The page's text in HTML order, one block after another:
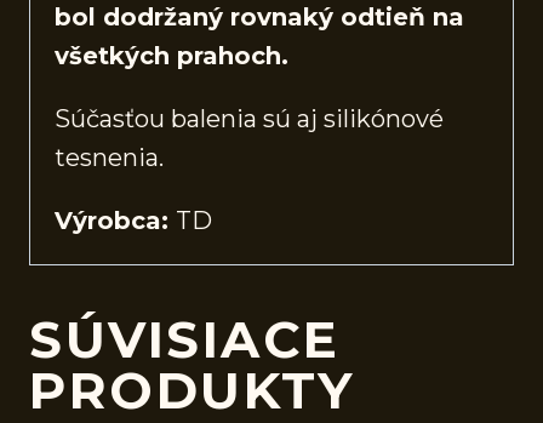
bol dodržaný rovnaký odtieň na
všetkých prahoch.
Súčasťou balenia sú aj silikónové
tesnenia.
Výrobca: TD
SÚVISIACE
PRODUKTY